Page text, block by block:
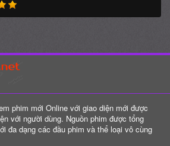
phim mới Online với giao diện mới được
với người dùng. Nguồn phim được tổng
đa dạng các đầu phim và thể loại vô cùng